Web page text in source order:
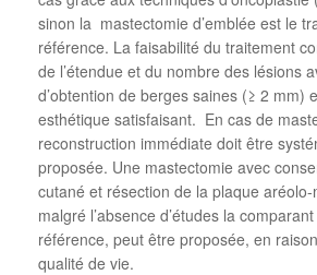
sinon la mastectomie d’emblée est le
référence. La faisabilité du traitement
de l’étendue et du nombre des lésions
d’obtention de berges saines (≥ 2 mm)
esthétique satisfaisant. En cas de
reconstruction immédiate doit être
proposée. Une mastectomie avec
cutané et résection de la plaque
malgré l’absence d’études la
référence, peut être proposée, en
qualité de vie.